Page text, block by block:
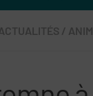
ACTUALITÉS /